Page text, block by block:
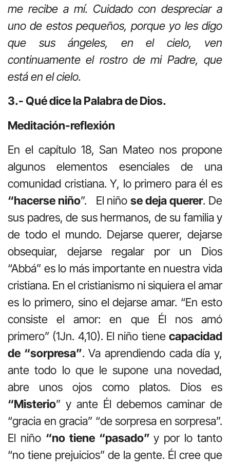
me recibe a mí. Cuidado con despreciar a
uno de estos pequeños, porque yo les digo
que sus ángeles, en el cielo, ven
continuamente el rostro de mi Padre, que
está en el cielo.
3.- Qué dice la Palabra de Dios.
Meditación-reflexión
En el capítulo 18, San Mateo nos propone
algunos elementos esenciales de una
comunidad cristiana. Y, lo primero para él es
“hacerse niño”. El niñose deja querer. De
sus padres, de sus hermanos, de su familia y
de todo el mundo. Dejarse querer, dejarse
obsequiar, dejarse regalar por un Dios
“Abbá” es lo más importante en nuestra vida
cristiana. En el cristianismo ni siquiera el amar
es lo primero, sino el dejarse amar. “En esto
consiste el amor: en que Él nos amó
primero” (1Jn. 4,10). El niño tiene capacidad
de “sorpresa”. Va aprendiendo cada día y,
ante todo lo que le supone una novedad,
abre unos ojos como platos. Dios es
“Misterio” y ante Él debemos caminar de
“gracia en gracia” “de sorpresa en sorpresa”.
El niño “no tiene “pasado”y por lo tanto
“no tiene prejuicios” de la gente. Él cree que